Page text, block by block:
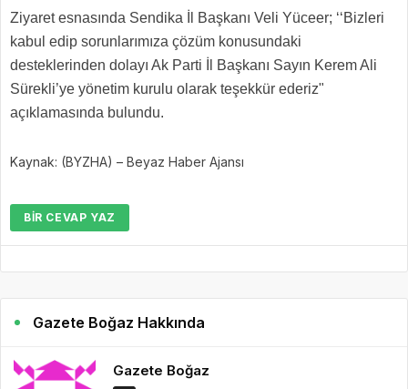
Ziyaret esnasında Sendika İl Başkanı Veli Yüceer; ‘‘Bizleri
kabul edip sorunlarımıza çözüm konusundaki
desteklerinden dolayı Ak Parti İl Başkanı Sayın Kerem Ali
Sürekli’ye yönetim kurulu olarak teşekkür ederiz"
açıklamasında bulundu.
Kaynak: (BYZHA) – Beyaz Haber Ajansı
BIR CEVAP YAZ
Gazete Boğaz Hakkında
Gazete Boğaz